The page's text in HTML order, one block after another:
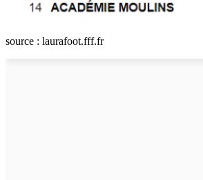
source : laurafoot.fff.fr